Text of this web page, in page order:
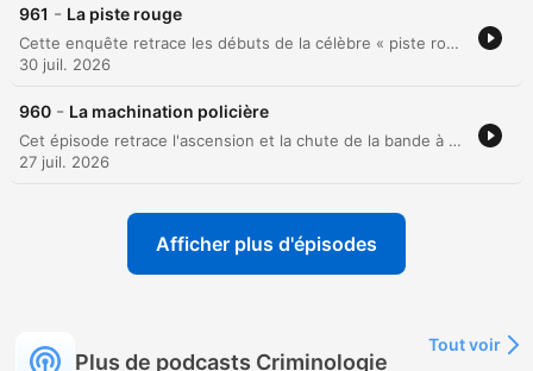
961 - La piste rouge
Cette enquête retrace les débuts de la célèbre « piste rouge », initiée par la découverte d'une Citroën ensanglantée dans le bois de Vincennes en 1931. Les policiers relient divers indices matériels, tels que des vêtements calcinés et du matériel de vol, à une série d'événements suspects sur la route de Poissy. L'investigation mène finalement à l'assassinat de Richard Wall par Guy Davin. Grâce à des indices infimes comme un bouton de culotte, les enquêteurs remontent une piste reliant un gangster américain à un jeune homme de bonne famille, avant que l'expertise balistique ne vienne semer le doute sur l'arme utilisée.
30 juil. 2026
960 - La machination policière
Cet épisode retrace l'ascension et la chute de la bande à Mokuère, un groupe de malfaiteurs opérant à Marseille dans les années 1930. Après un braquage réussi d'un train de marchandises, une opération de police visant à organiser une arrestation spectacétaire vire au drame avec la mort de trois inspecteurs. La traque s'étend ensuite jusqu'à Paris, où le chef de la bande, poursuivi après les aveux de ses complices, tente une fuite désespérée. L'épisode conclut sur sa capture lors d'une course-poursuite effrénée et son verdict final à la condamnation à mort.
27 juil. 2026
Afficher plus d'épisodes
Plus de podcasts Criminologie
Tout voir